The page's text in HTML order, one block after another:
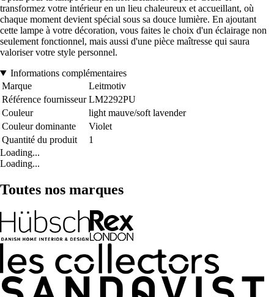
transformez votre intérieur en un lieu chaleureux et accueillant, où
chaque moment devient spécial sous sa douce lumière. En ajoutant
cette lampe à votre décoration, vous faites le choix d'un éclairage non
seulement fonctionnel, mais aussi d'une pièce maîtresse qui saura
valoriser votre style personnel.
Informations complémentaires
Marque
Leitmotiv
Référence fournisseur LM2292PU
Couleur
light mauve/soft lavender
Couleur dominante
Violet
Quantité du produit
1
Loading...
Loading...
Toutes nos marques